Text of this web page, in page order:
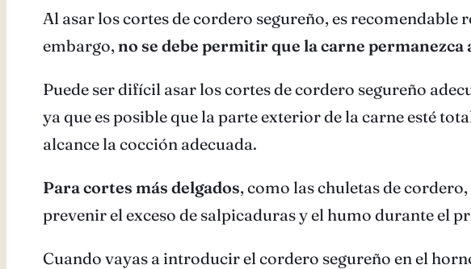
Al asar los cortes de cordero segureño, es
embargo, no se debe permitir que la carne
Puede ser difícil asar los cortes de cordero segureño
ya que es posible que la parte exterior de la carne esté
alcance la cocción adecuada.
Para cortes más delgados, como las chuletas de
prevenir el exceso de salpicaduras y el humo durante el
Cuando vayas a introducir el cordero segureño en el